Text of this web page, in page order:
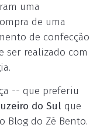
uma
de uma
de confecção
ser realizado com
-- que preferiu
do Sul que
Blog do Zé Bento.